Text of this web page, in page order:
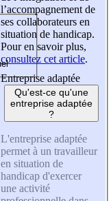
l’accompagnement de
ses collaborateurs en
situation de handicap.
Pour en savoir plus,
consultez cet article.
Entreprise adaptée
Qu'est-ce qu'une
entreprise adaptée
?
L'entreprise adaptée
permet à un travailleur
en situation de
handicap d'exercer
une activité